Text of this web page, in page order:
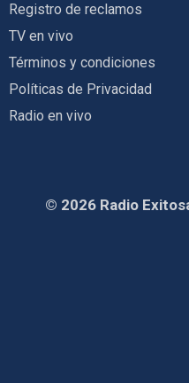
Registro de reclamos
TV en vivo
Términos y condiciones
Políticas de Privacidad
Radio en vivo
© 2026 Radio